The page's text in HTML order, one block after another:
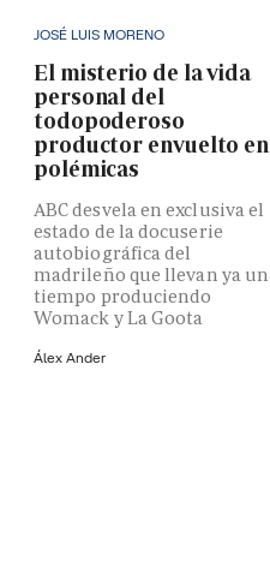
JOSÉ LUIS MORENO
El misterio de la vida
personal del
todopoderoso
productor envuelto en
polémicas
ABC desvela en exclusiva el
estado de la docuserie
autobiográfica del
madrileño que llevan ya un
tiempo produciendo
Womack y La Goota
Álex Ander